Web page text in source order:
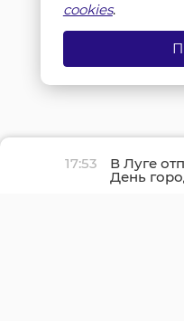
17:53 В Луге
День
детства»
cookies.